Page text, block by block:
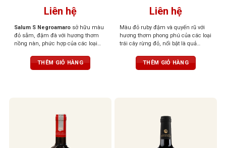
Liên hệ
Salum S Negroamaro sở hữu màu
đỏ sẫm, đậm đà với hương thơm
nồng nàn, phức hợp của các loại
quyện cùng mùi hương thoang
thoảng của thuốc lá và da thuộc. Vị
THÊM GIỎ HÀNG
Liên hệ
Màu đỏ ruby đậm và quyến rũ với
hương thơm phong phú của các loại
trái cây rừng đỏ, nổi bật là quả
cay nhẹ. Cân bằng giữa vị chua nhẹ
và cấu trúc tannin mềm mại
THÊM GIỎ HÀNG